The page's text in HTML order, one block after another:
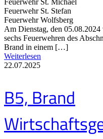
Feuerwehr St. Stefan
Feuerwehr Wolfsberg
Am Dienstag, den
sechs Feuerwehren des
Brand in einem […]
Weiterlesen
22.07.2025
B5, Brand